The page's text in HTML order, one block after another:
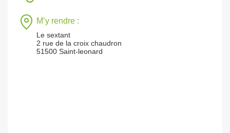
M’y rendre :
Le sextant
2 rue de la croix chaudron
51500 Saint-leonard